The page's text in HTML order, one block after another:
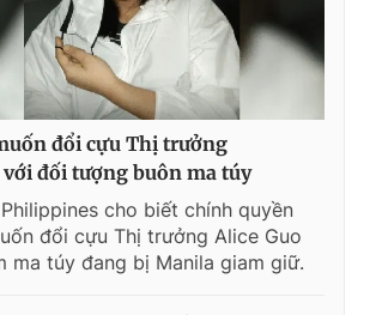
đổi cựu Thị trưởng
đối tượng buôn ma túy
cho biết chính quyền
đổi cựu Thị trưởng Alice Guo
ma túy đang bị Manila giam giữ.